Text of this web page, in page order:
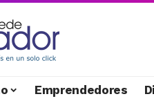
Emprendedores